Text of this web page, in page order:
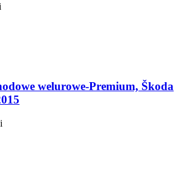
welurowe-Premium, Škoda